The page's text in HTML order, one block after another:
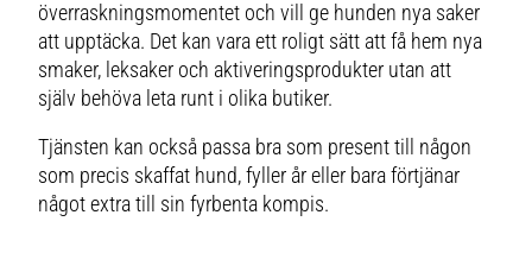
överraskningsmomentet och vill ge hunden nya saker
att upptäcka. Det kan vara ett roligt sätt att få hem nya
smaker, leksaker och aktiveringsprodukter utan att
själv behöva leta runt i olika butiker.
Tjänsten kan också passa bra som present till någon
som precis skaffat hund, fyller år eller bara förtjänar
något extra till sin fyrbenta kompis.